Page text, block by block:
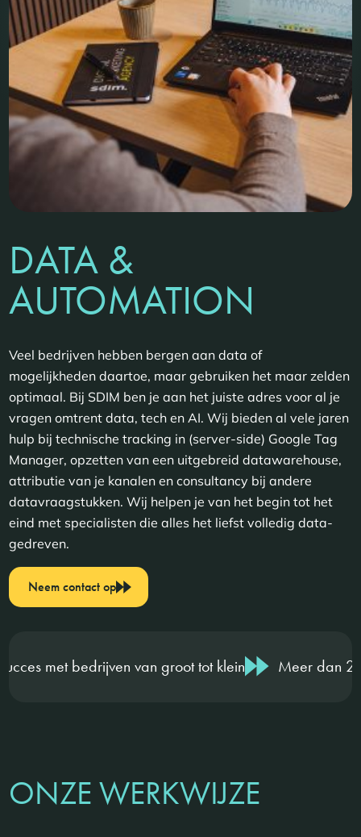
DATA &
AUTOMATION
Veel bedrijven hebben bergen aan data of
mogelijkheden daartoe, maar gebruiken het maar zelden
optimaal. Bij SDIM ben je aan het juiste adres voor al je
vragen omtrent data, tech en AI. Wij bieden al vele jaren
hulp bij technische tracking in (server-side) Google Tag
Manager, opzetten van een uitgebreid datawarehouse,
attributie van je kanalen en consultancy bij andere
datavraagstukken. Wij helpen je van het begin tot het
eind met specialisten die alles het liefst volledig data-
gedreven.
Neem contact op
van groot tot klein Meer dan 20 jaar online
ONZE WERKWIJZE